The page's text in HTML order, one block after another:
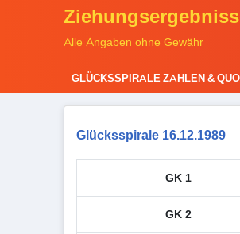
Alle Angaben ohne Gewähr
GLÜCKSSPIRALE ZAHLEN &
Glücksspirale 16.12.1989
GK 1
GK 2